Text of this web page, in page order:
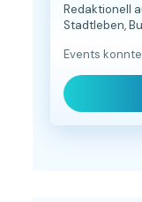
Redaktionell
Stadtleben,
Events